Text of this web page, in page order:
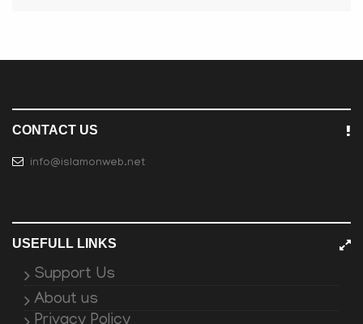
CONTACT US
info@islamonweb.net
USEFULL LINKS
Support Us
About us